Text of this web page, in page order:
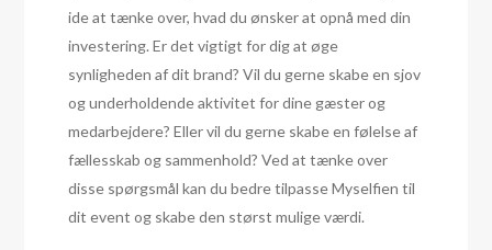
ide at tænke over, hvad du ønsker at opnå med din
investering. Er det vigtigt for dig at øge
synligheden af dit brand? Vil du gerne skabe en sjov
og underholdende aktivitet for dine gæster og
medarbejdere? Eller vil du gerne skabe en følelse af
fællesskab og sammenhold? Ved at tænke over
disse spørgsmål kan du bedre tilpasse Myselfien til
dit event og skabe den størst mulige værdi.